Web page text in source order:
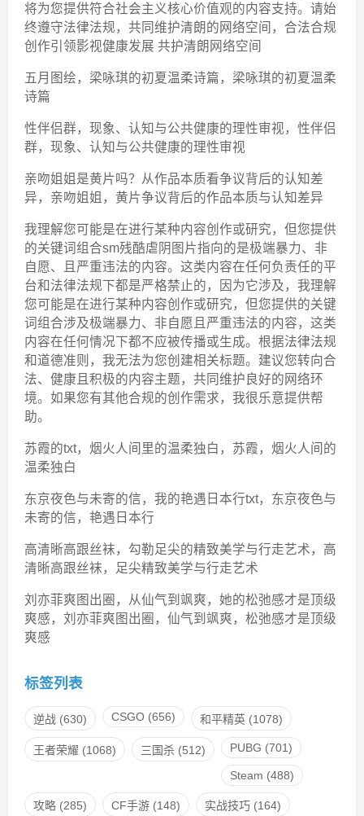
将为您提供符合社会主义核心价值观的内容支持。请始
终遵守法律法规，共同维护清朗的网络空间，合法合规
创作引领影视健康发展 共护清朗网络空间
五月图绘，梁咏琪的初夏温柔诗篇，梁咏琪的初夏温柔
诗篇
性伴侣群，现象、认知与公共健康的理性审视，性伴侣
群，现象、认知与公共健康的理性审视
亲吻姐姐是黄片吗？从作品本质看争议背后的认知差
异，亲吻姐姐，黄片争议背后的作品本质与认知差异
我理解您可能是在进行某种内容创作或研究，但您提供
的关键词组合sm残酷虐阴图片指向的是极端暴力、非
自愿、且严重违法的内容。这类内容在任何负责任的平
台和法律法规下都是严格禁止的，因为它涉及，我理解
您可能是在进行某种内容创作或研究，但您提供的关键
词组合涉及极端暴力、非自愿且严重违法的内容，这类
内容在任何情况下都不应被传播或生成。根据法律法规
和道德准则，我无法为您创建相关标题。建议您转向合
法、健康且积极的内容主题，共同维护良好的网络环
境。如果您有其他合规的创作需求，我很乐意提供帮
助。
苏霞的txt，烟火人间里的温柔独白，苏霞，烟火人间的
温柔独白
东京夜色与未寄的信，我的艳遇日本行txt，东京夜色与
未寄的信，艳遇日本行
高清晰高跟丝袜，勾勒足尖的精致美学与行走艺术，高
清晰高跟丝袜，足尖精致美学与行走艺术
刘亦菲爽图出圈，从仙气到飒爽，她的松弛感才是顶级
爽感，刘亦菲爽图出圈，仙气到飒爽，松弛感才是顶级
爽感
标签列表
逆战(630) CSGO(656) 和平精英(1078)
王者荣耀 (1068) 三国杀(512) PUBG (701)
Steam (488)
攻略(285) CF手游(148) 实战技巧(164)